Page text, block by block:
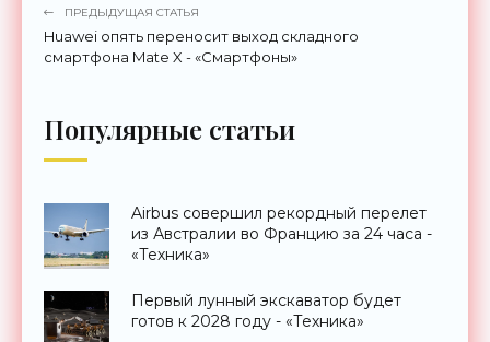
ПРЕДЫДУЩАЯ СТАТЬЯ
Huawei опять переносит выход складного
смартфона Mate X - «Смартфоны»
Популярные статьи
Airbus совершил рекордный перелет
из Австралии во Францию за 24 часа -
«Техника»
Первый лунный экскаватор будет
готов к 2028 году - «Техника»